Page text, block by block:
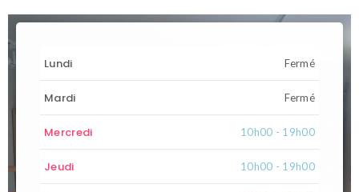
Lundi Fermé
Mardi Fermé
Mercredi 10h00 - 19h00
Jeudi 10h00 - 19h00